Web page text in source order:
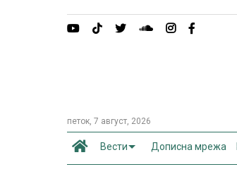
петок, 7 август, 2026
Вести Дописна мрежа